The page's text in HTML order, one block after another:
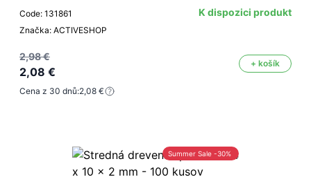
Code: 131861
Značka: ACTIVESHOP
K dispozici produkt
2,98 €
2,08 €
+ košík
Cena z 30 dnů:2,08 €
Summer Sale -30%